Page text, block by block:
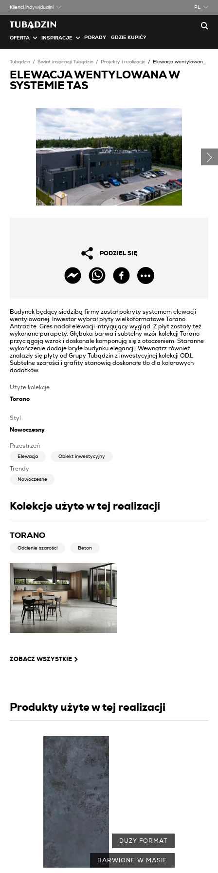
Klienci indywidualni PL
OFERTA INSPIRACJE PORADY GDZIE KUPIĆ?
Tubądzin Świat inspiracji Tubądzin Projekty i realizacje Elewacja wentylowana w systemie TAS
ELEWACJA WENTYLOWANA W
SYSTEMIE TAS
PODZIEL SIĘ
Budynek będący siedzibą firmy został pokryty systemem elewacji
wentylowanej. Inwestor wybrał płyty wielkoformatowe Torano
Antrazite. Gres nadał elewacji intrygujący wygląd. Z płyt zostały też
wykonane parapety. Głęboka barwa i subtelny wzór kolekcji Torano
przyciągają wzrok i doskonale komponują się z otoczeniem. Staranne
wykończenie dodaje bryle budynku elegancji. Wewnątrz również
znalazły się płyty od Grupy Tubądzin z inwestycyjnej kolekcji OD1.
Subtelne szarości i grafity stanowią doskonałe tło dla kolorowych
dodatków.
Użyte kolekcje
Torano
Styl
Nowoczesny
Przestrzeń
Elewacja Obiekt inwestycyjny
Trendy
Nowoczesne
Kolekcje użyte w tej realizacji
TORANO
Odcienie szarości Beton
ZOBACZ WSZYSTKIE
Produkty użyte w tej realizacji
DUŻY FORMAT
BARWIONE W MASIE